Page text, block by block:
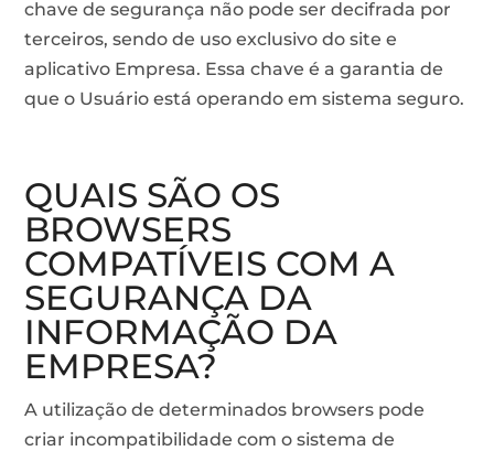
chave de segurança não pode ser decifrada por
terceiros, sendo de uso exclusivo do site e
aplicativo Empresa. Essa chave é a garantia de
que o Usuário está operando em sistema seguro.
QUAIS SÃO OS
BROWSERS
COMPATÍVEIS COM A
SEGURANÇA DA
INFORMAÇÃO DA
EMPRESA?
A utilização de determinados browsers pode
criar incompatibilidade com o sistema de